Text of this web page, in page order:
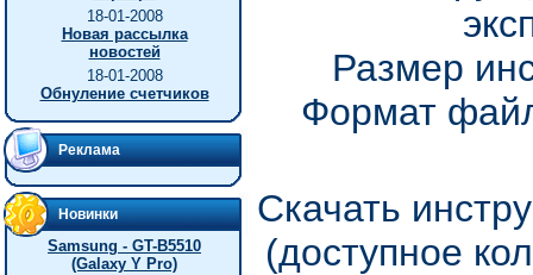
18-01-2008
Новая рассылка
новостей
18-01-2008
Обнуление счетчиков
Реклама
Новинки
Samsung - GT-B5510
(Galaxy Y Pro)
Размер
Формат
Скачать
(доступное